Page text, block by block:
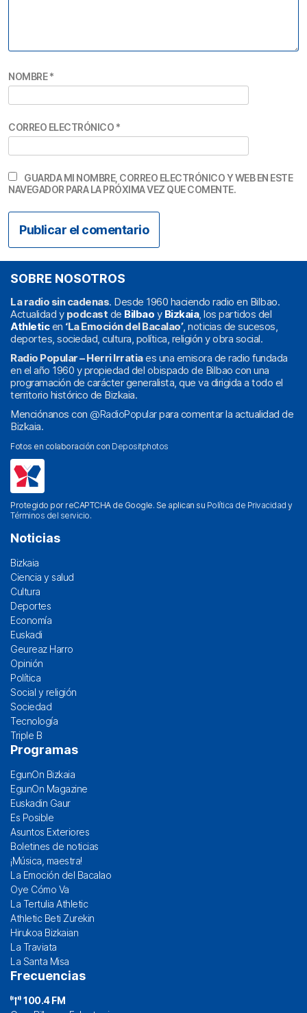
NOMBRE*
CORREO ELECTRÓNICO *
GUARDA MI NOMBRE, CORREO ELECTRÓNICO Y WEB EN ESTE
NAVEGADOR PARA LA PRÓXIMA VEZ QUE COMENTE.
SOBRE NOSOTROS
La radio sin cadenas. Desde 1960 haciendo radio en Bilbao.
Actualidad y podcast de Bilbao y Bizkaia, los partidos del
Athleticen ‘La Emoción del Bacalao’, noticias de sucesos,
deportes, sociedad, cultura, política, religión y obra social.
Radio Popular – Herri Irratiaes una emisora de radio fundada
en el año 1960 y propiedad del obispado de Bilbao con una
programación de carácter generalista, que va dirigida a todo el
territorio histórico de Bizkaia.
Menciónanos con @RadioPopularpara comentar la actualidad de
Bizkaia.
Fotos en colaboración con Depositphotos
Protegido por reCAPTCHA de Google. Se aplican su Política de Privacidad y
Términos del servicio.
Noticias
Bizkaia
Ciencia y salud
Cultura
Deportes
Economía
Euskadi
Geureaz Harro
Opinión
Política
Social y religión
Sociedad
Tecnología
Triple B
Programas
EgunOn Bizkaia
EgunOn Magazine
Euskadin Gaur
Es Posible
Asuntos Exteriores
Boletines de noticias
¡Música, maestra!
La Emoción del Bacalao
Oye Cómo Va
La Tertulia Athletic
Athletic Beti Zurekin
Hirukoa Bizkaian
La Traviata
La Santa Misa
Frecuencias
100.4 FM